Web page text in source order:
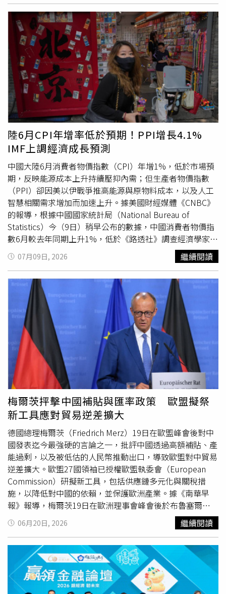
林於1996年出版的著作《資本全球化：一部國際貨幣體系
史》至今仍被視為國際貨幣體系歷史研究中最具權威性的著
作。他10日在1場北京學術組織「政府與市場經濟學國際學
會」（SAGE），及清華大學「中國經濟實踐與思想研究
院」（ACCEPT）共同舉辦的線上演講中表示：「我不認為
像1985年《廣場協議》那樣的安排……能夠在21世紀重
現。」據悉，《廣場協議》在歷史上被廣泛視為國際貨幣協
調的重要里程碑，當年主要經濟體透過協調一致的匯率行
動，共同促使美元貶值。目前任教於美國加州大學柏克萊分
校（University of California, Berkeley）經濟學與政治學教
授的艾肯格林表示，他支持建立1個更加多極化的國際貨幣
體系，使其「更符合」當今全球經濟已呈現多極化的本質。
不過，他認為，這樣的轉型將比過去更難以協調。艾肯格林
解釋，各國中央銀行對於何謂適當政策抱持「截然不同的看
法」，而且其法定職責主要是追求物價穩定、充分就業等國
內政策目標，因此幾乎沒有空間推動大規模、類似《廣場協
議》式的國際政策協調。他也認為，愈來愈多因素正在侵蝕
市場對美元主導國際貨幣體系的信心，包括美國財政債務持
續攀升、聯準會（Fed）的政策獨立性受到威脅、金融監管
鬆綁、關稅政策，以及美國與地緣政治盟友的關係遭到削弱
等。艾肯格林更勾勒出未來可能出現的2種情境：第1種是美
元逐漸失去優勢，國際貨幣體系循序漸進轉向更加多極化的
局面；第2種則是在具有公信力的替代方案尚未成熟之前，
市場便突然失去對美元的信心，引發混亂。他進一步示警，
「我們現在了解到的是，第2種情境，也就是市場突然喪失
對美元信心的可能性……比幾年前我們想像的還要高。」艾
肯格林強調，如果美國總統川普（Donald Trump）及其後
續繼任者，未來10年仍持續推行如今這種「反覆無常的政
策」，那麼上述風險將升高至超過50%。近年來，隨著各界
愈來愈擔憂美國的經濟制裁、金融工具「武器化」
（weaponisation），再加上美國財政前景的惡化，「去美
元化」（de-dollarisation）的討論聲浪也愈來愈高，促使
不少國家尋求增加替代性貨幣的使用，其中歐元與人民幣經
常被視為可能挑戰美元主導地位的替代選項。雖然艾肯格林
認為，目前無論是歐元還是人民幣，都尚未準備好取代美元
的國際地位，但他表示，歐洲與中國都有動機進一步提升各
自貨幣的國際角色。然而，他也指出，沒有人希望全球金融
市場因為貨幣體系轉型失序而陷入動盪。他同時駁斥了北京
可能透過大規模拋售美國國債作為施壓工具的說法，「中國
政府了解，如果真的這麼做，將可能顛覆全球金融體系」，
這樣的結果不僅會傷害美國，也會損害中國自身利益，「穩
定……以及非常循序漸進的過渡轉型，符合所有人的利
益。」
陸6月CPI年增率低於預期！PPI增長4.1%
IMF上調經濟成長預測
中國大陸6月消費者物價指數（CPI）年增1%，低於市場預
期，反映能源成本上升持續壓抑內需；但生產者物價指數
（PPI）卻因美以伊戰爭推高能源與原物料成本，以及人工
智慧相關需求增加而加速上升。據美國財經媒體《CNBC》
的報導，根據中國國家統計局（National Bureau of
Statistics）今（9日）稍早公布的數據，中國消費者物價指
數6月較去年同期上升1%，低於《路透社》調查經濟學家預
期的1.1%增幅，也低於5月的1.2%升幅。扣除波動較大的
食品與能源價格後，核心消費者物價指數（Core CPI）6月
較去年同期上升1%，略低於5月的1.1%增幅。食品價格則
較去年同期下跌1.6%，跌幅較5月的1.7%有所收窄。與此
同時，中國生產者物價指數6月較去年同期大幅上升4.1%，
符合經濟學家的預期，並高於5月的3.9%升幅。中國工廠出
廠價格在3月恢復成長，主要原因是西亞衝突導致投入成本
上升，協助中國結束數十年來持續時間最長的一輪通貨緊縮
壓力。除了戰爭造成供應中斷、推高大宗商品成本外，人工
智慧（AI）運算需求快速增加，也推升科技設備與半導體價
格，使批發價格進一步上升。然而，中國6月官方製造業採
購經理人指數（PMI）顯示，投入成本通膨已從5月的60.5
下降至54.2，創下6個月低點。同時，產出價格分項指數
（Output Price Sub-index）則從51.9降至48.2，成為今年
首次出現收縮，顯示在戰爭期間大幅上漲的上游與下游工業
價格開始回落。 國際貨幣基金組織（IMF）8日預測，中國
經濟今年的表現將優於全球平均水準，並將中國經濟成長預
測從先前的4.4%上調至4.6%；同時也將全球經濟成長預測
下調至疲弱的3%。據悉，中國政府今年設定的經濟成長目
標為4.5%至5%。IMF指出，對中國經濟較為樂觀的原因，
在於中國強勁的高科技製造業與出口表現，以及政府提前推
動公共基礎建設投資。美國投資研究機構「艾維克合夥公
司」（Evercore ISI）的中國策略主管Neo Wang表示，越
來越多中國投資人認為，中國經濟正呈現「雙速成長」模
式，也就是出口表現強勁，但消費與房地產市場疲弱，而這
可能成為中國經濟長期存在的結構性特徵。Neo Wang補
充，由於家庭持續受到長期房地產低迷所造成的負面財富效
應影響，消費者信心仍然低迷。而出口與製造業帶動的經濟
韌性，預計將進一步強化北京政府，不願推出大規模刺激政
07月09日, 2026 繼續閱讀
梅爾茨抨擊中國補貼與匯率政策 歐盟擬祭
新工具應對貿易逆差擴大
德國總理梅爾茨（Friedrich Merz）19日在歐盟峰會後對中
國發表迄今最強硬的言論之一，批評中國透過高額補貼、產
能過剩，以及被低估的人民幣推動出口，導致歐盟對中貿易
逆差擴大。歐盟27國領袖已授權歐盟執委會（European
Commission）研擬新工具，包括供應鏈多元化與關稅措
施，以降低對中國的依賴，並保護歐洲產業。據《南華早
報》報導，梅爾茨19日在歐洲理事會峰會後於布魯塞爾
（Brussels）發表談話時宣稱，中國貨幣被低估了30％，遠
高於國際貨幣基金
組織（IMF）估計的約16％。此外，他還
指控中國正透過「高額補貼」向全球市場大量傾銷產品，
「補貼造成的產能過剩」再加上「無法自由兌換的貨幣」，
都是「不可接受的」。自去年出任總理以來，梅爾茨對北京
發表過不少評論，但上述言論可說是其中最強硬的表態之
一，直接觸及有關工業產能過剩辯論中的核心問題，顯示柏
06月20日, 2026 繼續閱讀